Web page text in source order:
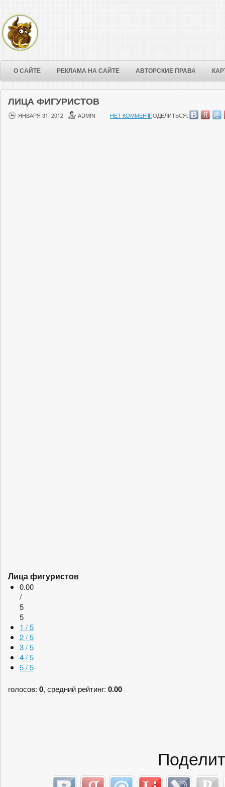
О САЙТЕ РЕКЛАМА НА САЙТЕ АВТОРСКИЕ ПРАВА
ЛИЦА ФИГУРИСТОВ
ЯНВАРЯ 31, 2012 ADMIN НЕТ КОММЕНТ.ПОДЕЛИТЬСЯ:
Лица фигуристов
0.00
/
5
5
1 / 5
2 / 5
3 / 5
4 / 5
5 / 5
голосов: 0, средний рейтинг: 0.00